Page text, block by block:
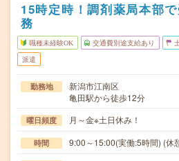
15時定時！調剤薬局本部
務
職種未経験OK 交通費別途支給あり
派遣
勤務地
新潟市江南区
亀田駅から徒歩12分
曜日頻度 月～金※土日休み！
時間 9:00～15:00(実働:5時間) (